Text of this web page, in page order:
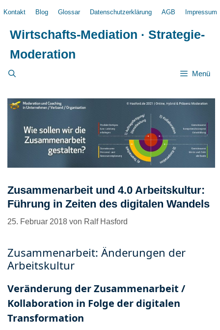
springen
Kontakt Blog Glossar Datenschutzerklärung AGB Impressum
Wirtschafts-Mediation · Strategie-
Moderation
Menü
Zusammenarbeit und 4.0 Arbeitskultur:
Führung in Zeiten des digitalen Wandels
25. Februar 2018 von Ralf Hasford
Zusammenarbeit: Änderungen der
Arbeitskultur
Veränderung der Zusammenarbeit /
Kollaboration in Folge der digitalen
Transformation